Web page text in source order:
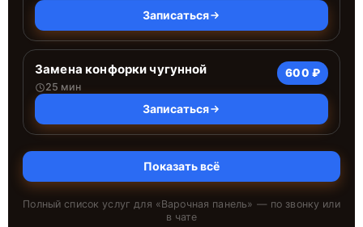
Записаться
Замена конфорки чугунной
25 мин
600 ₽
Записаться
Показать всё
Полный список услуг для «Варочная панель» — по звонку или
в чате